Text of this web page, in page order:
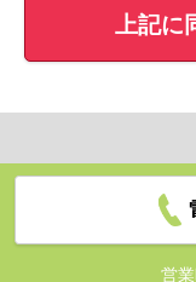
上記に
営業